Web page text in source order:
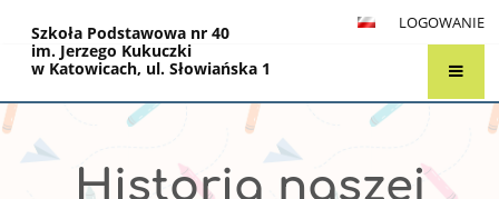
LOGOWANIE
Szkoła Podstawowa nr 40
im. Jerzego Kukuczki
w Katowicach, ul. Słowiańska 1
Historia naszej